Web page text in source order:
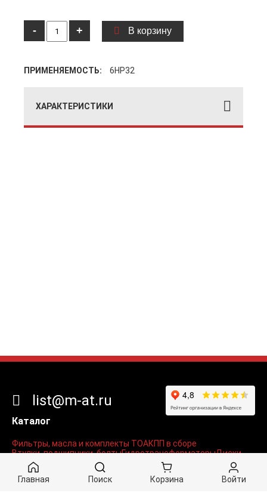
- + В корзину
ПРИМЕНЯЕМОСТЬ: 6HP32
ХАРАКТЕРИСТИКИ
Каталог
Фильтры, масла и комплекты ТОАКПП в сборе
Втулки, подшипники, болтыГидротрансформаторыДиски
Железо
Мехатроника, гидроблоки и соленоиды
Поршни и тормозные ленты
Прокладки и сальники
Радиаторы, присадки, гели, смазки
list@m-at.ru
Главная Поиск Корзина Войти